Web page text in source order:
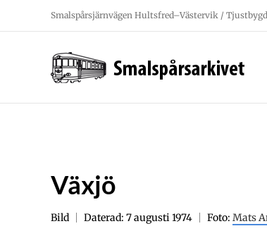
Smalspårsjärnvägen Hultsfred–Västervik /
Växjö
Bild Daterad: 7 augusti 1974 Foto: Mats